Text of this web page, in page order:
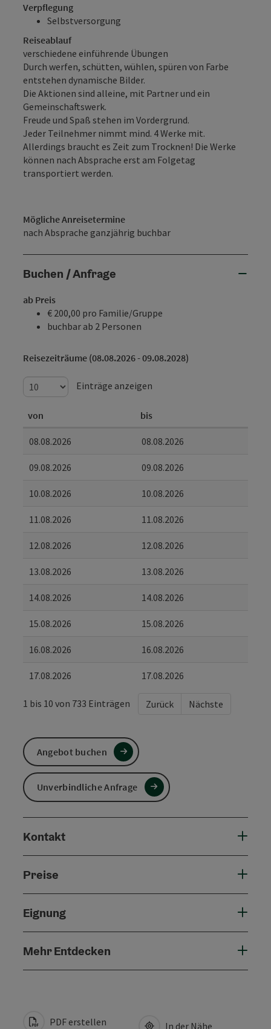
Verpflegung
Selbstversorgung
Reiseablauf
verschiedene einführende Übungen
Durch werfen, schütten, wühlen, spüren von Farbe
entstehen dynamische Bilder.
Die Aktionen sind alleine, mit Partner und ein
Gemeinschaftswerk.
Freude und Spaß stehen im Vordergrund.
Jeder Teilnehmer nimmt mind. 4 Werke mit.
Allerdings braucht es Zeit zum Trocknen! Die Werke
können nach Absprache erst am Folgetag
transportiert werden.
Mögliche Anreisetermine
nach Absprache ganzjährig buchbar
Buchen / Anfrage
ab Preis
€ 200,00 pro Familie/Gruppe
buchbar ab 2 Personen
Reisezeiträume (08.08.2026 - 09.08.2028)
Einträge anzeigen
von bis
08.08.2026 08.08.2026
09.08.2026 09.08.2026
10.08.2026 10.08.2026
11.08.2026 11.08.2026
12.08.2026 12.08.2026
13.08.2026 13.08.2026
14.08.2026 14.08.2026
15.08.2026 15.08.2026
16.08.2026 16.08.2026
17.08.2026 17.08.2026
1 bis 10 von 733 Einträgen Zurück Nächste
Angebot buchen
Unverbindliche Anfrage
Kontakt
Preise
Eignung
Mehr Entdecken
PDF erstellen In der Nähe